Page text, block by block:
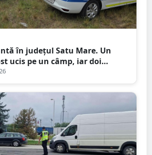
în județul Satu Mare. Un
ucis pe un câmp, iar doi
sunt în custodia poliției